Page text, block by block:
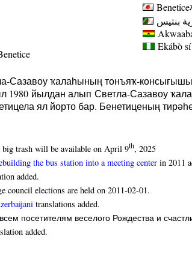
Benetice
بنتيس
Ekábò
Сазавоу ҡалаһының тонъяҡ-
1980 йылдан алып Светла-Сазавоу
ял йорто бар. Бенетиценың
big trash will be available on April 9th, 2025
the bus station into a meeting center in 2011
added.
council elections are held on 2011-02-01.
translations added.
посетителям веселого Рождества и
added.